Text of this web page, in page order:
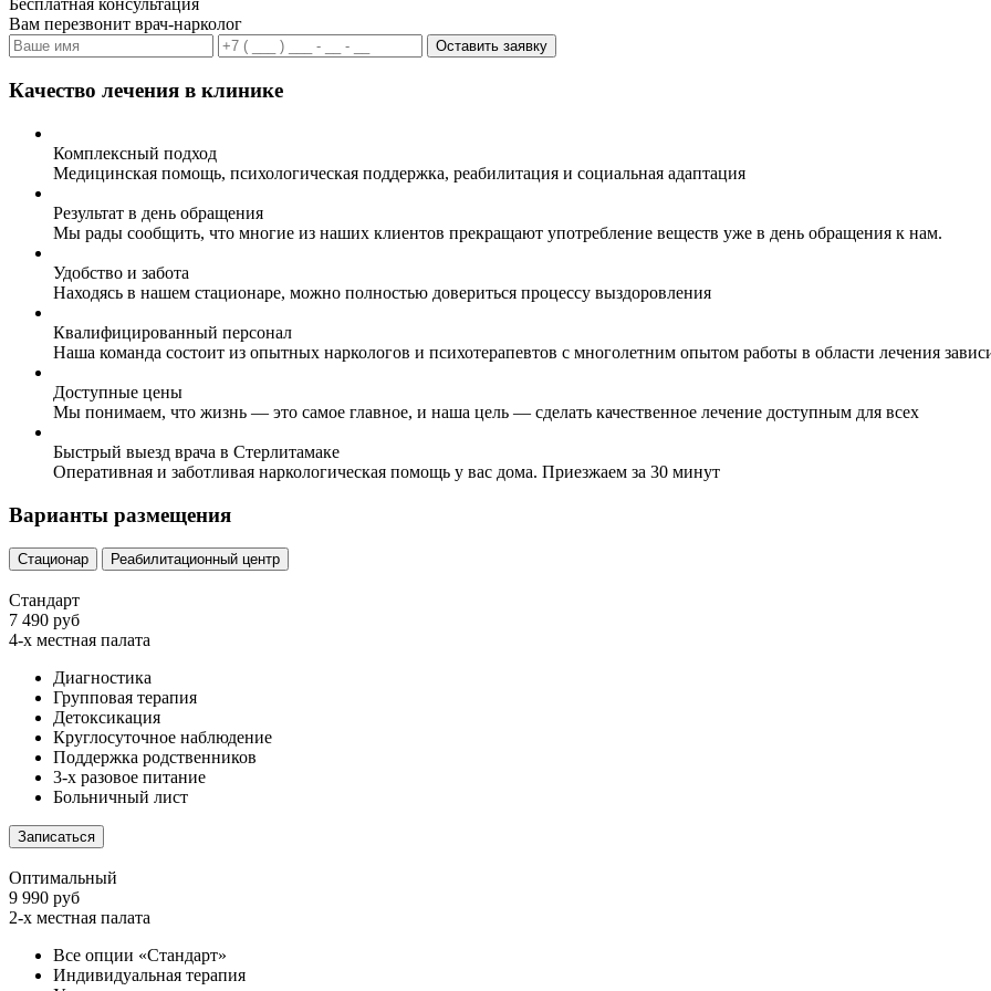
Бесплатная консультация
Вам перезвонит врач-нарколог
Оставить заявку
Качество лечения в клинике
Комплексный подход
Медицинская помощь, психологическая поддержка, реабилитация и социальная адаптация
Результат в день обращения
Мы рады сообщить, что многие из наших клиентов прекращают употребление веществ уже в день обращения к нам.
Удобство и забота
Находясь в нашем стационаре, можно полностью довериться процессу выздоровления
Квалифицированный персонал
Наша команда состоит из опытных наркологов и психотерапевтов с многолетним опытом работы в области лечения
Доступные цены
Мы понимаем, что жизнь — это самое главное, и наша цель — сделать качественное лечение доступным для всех
Быстрый выезд врача в Стерлитамаке
Оперативная и заботливая наркологическая помощь у вас дома. Приезжаем за 30 минут
Варианты размещения
Стационар Реабилитационный центр
Стандарт
7 490 руб
4-х местная палата
Диагностика
Групповая терапия
Детоксикация
Круглосуточное наблюдение
Поддержка родственников
3-х разовое питание
Больничный лист
Записаться
Оптимальный
9 990 руб
2-х местная палата
Все опции «Стандарт»
Индивидуальная терапия